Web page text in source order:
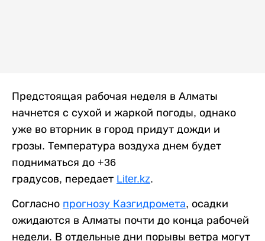
Предстоящая рабочая неделя в Алматы
начнется с сухой и жаркой погоды, однако
уже во вторник в город придут дожди и
грозы. Температура воздуха днем будет
подниматься до +36
градусов, передает Liter.kz.
Согласно прогнозу Казгидромета, осадки
ожидаются в Алматы почти до конца рабочей
недели. В отдельные дни порывы ветра могут